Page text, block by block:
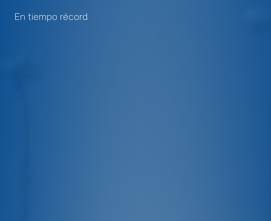
En tiempo récord